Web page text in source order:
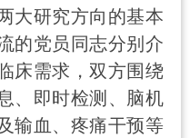
大研究方向的基本
的党员同志分别介
床需求， 双方围绕
、即时检测 、 脑机
输血、疼痛干预等